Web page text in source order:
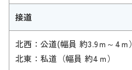
接道
北西：公道(幅員 約3.9ｍ～4ｍ）
北東：私道（幅員 約4ｍ）